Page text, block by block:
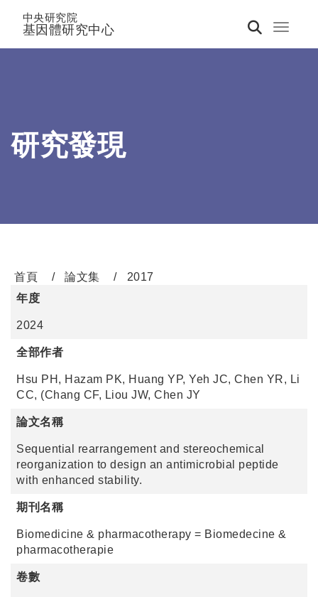
Toggle
中央研究院
基因體研究中心
研究發現
首頁 論文集
2017
年度
2024
全部作者
Hsu PH, Hazam PK, Huang YP, Yeh JC, Chen YR, Li
CC, (Chang CF, Liou JW, Chen JY
論文名稱
Sequential rearrangement and stereochemical
reorganization to design an antimicrobial peptide
with enhanced stability.
期刊名稱
Biomedicine & pharmacotherapy = Biomedecine &
pharmacotherapie
卷數